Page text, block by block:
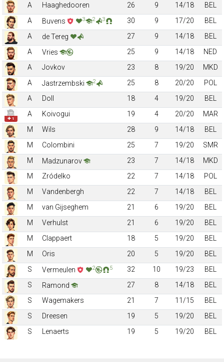
A
Haaghedooren 26 9 14/18
BEL
A
Buvens 3 2 3 30 9 17/20
BEL
A
de Tereg 27 9 14/18
BEL
A
Vries 25 9 14/18
NED
A
Jovkov 23 8 19/20
MKD
A
Jastrzembski 2 25 8 20/20
POL
A
Doll 18 4 19/20 BEL
✚ 1
A Koivogui 19 4 20/20
MAR
M
Wils 28 9 14/18
BEL
M
Colombini 25 7 19/20
SMR
M
Madzunarov 23 7 14/18
MKD
M
Zródelko 22 7 14/18
POL
M
Vandenbergh 22 7 14/18
BEL
M
van Gijseghem 21 6 19/20
BEL
M
Verhulst 21 6 19/20
BEL
M
Clappaert 18 5 19/20
BEL
M
Oris 20 5 19/20
BEL
S
Vermeulen 2 5 32 10 19/23
BEL
S
Ramond 27 8 14/18
BEL
S
Wagemakers 21 7 11/15
BEL
S
Dreesen 19 5 19/20
BEL
S
Lenaerts 19 5 19/20 BEL